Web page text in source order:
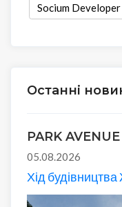
Socium Developer
Останні
PARK
05.08.2026
Хід